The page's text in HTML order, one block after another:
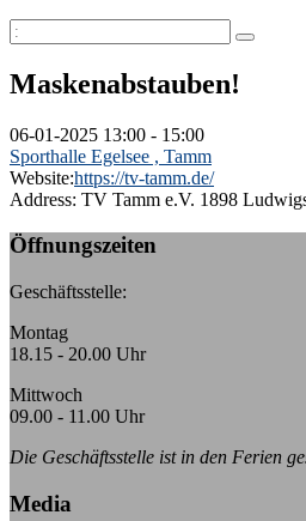
Maskenabstauben!
06-01-2025 13:00 - 15:00
Sporthalle Egelsee , Tamm
Website:https://tv-tamm.de/
Address: TV Tamm e.V. 1898
Öffnungszeiten
Geschäftsstelle:
Montag
18.15 - 20.00 Uhr
Mittwoch
09.00 - 11.00 Uhr
Die Geschäftsstelle ist in den Ferien
Media